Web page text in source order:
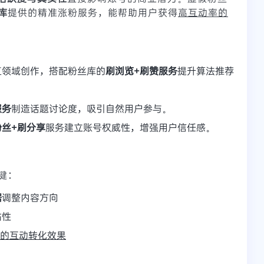
提供的精准涨粉服务，能帮助用户获得高互动率的
域创作，搭配粉丝库的刷浏览+刷赞服务提升算法推荐
制造话题讨论度，吸引自然用户参与。
+刷分享服务建立账号权威性，增强用户信任感。
：
调整内容方向
互动转化效果